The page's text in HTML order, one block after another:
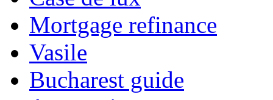
Mortgage refinance
Vasile
Bucharest guide